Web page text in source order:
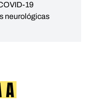
19
neurológicas